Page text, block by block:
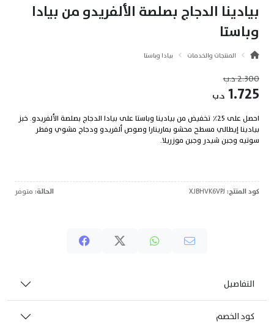
بيادينا الدجاج بصلصة الألفريدو من بيادا
وباستا
المنتجات والخدمات بيادا وباستا
2.300د.ب
1.725 د.ب
احصل على 25٪ تخفيض من بيادينا وباستا على بيادا الدجاج بصلصة الألفريدو. خبز
بيادينا إيطالي مسطح محشو بمارينارا وصوص ألفريدو ودجاج مشوي وفطر
سوتيه وجبن شيدر وجبن موزريلا.
كود المنتج: الحالة: متوفر
التفاصيل
كود الخصم